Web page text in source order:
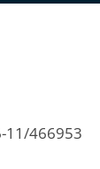
11/466953